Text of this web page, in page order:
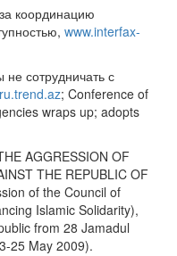
координацию
www.interfax-
сотрудничать с
; Conference of
wraps up; adopts
AGGRESSION OF
THE REPUBLIC OF
of the Council of
Islamic Solidarity),
from 28 Jamadul
25 May 2009).